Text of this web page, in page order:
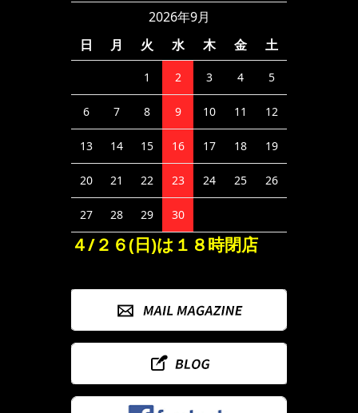
2026年9月
日
月 火 水 木 金 土
1 2 3 4 5
6 7 8 9 10 11 12
13 14 15 16 17 18 19
20 21 22 23 24 25 26
27 28 29 30
４/２６(日)は１８時閉店